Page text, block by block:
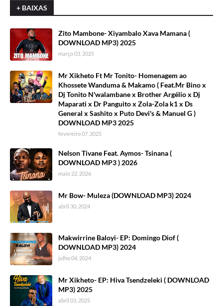
+ BAIXAS
Zito Mambone- Xiyambalo Xava Mamana (
DOWNLOAD MP3) 2025
março 03, 2025
Mr Xikheto Ft Mr Tonito- Homenagem ao
Khossete Wanduma & Makamo ( Feat.Mr Bino x
Dj Tonito N'walambane x Brother Argélio x Dj
Maparati x Dr Panguito x Zola-Zola k1 x Ds
General x Sashito x Puto Devi's & Manuel G )
DOWNLOAD MP3 2025
fevereiro 07, 2025
Nelson Tivane Feat. Aymos- Tsinana (
DOWNLOAD MP3 ) 2026
maio 22, 2026
Mr Bow- Muleza (DOWNLOAD MP3) 2024
abril 30, 2024
Makwirrine Baloyi- EP: Domingo Diof (
DOWNLOAD MP3) 2024
julho 04, 2024
Mr Xikheto- EP: Hiva Tsendzeleki ( DOWNLOAD
MP3) 2025
abril 03, 2025